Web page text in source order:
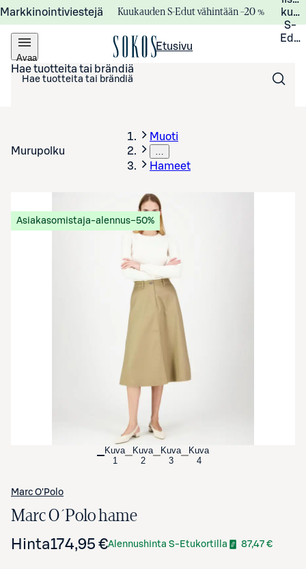
Markkinointiviestejä Kuukauden S-Edut vähintään –20 %
S-
Avaa
valikko
Etusivu
Hae tuotteita tai brändiä
Murupolku
Muoti
…
Hameet
Avaa tuotekuva suurennettuna
Asiakasomistaja-alennus−50%
Kuva
1
Kuva
2
Kuva
3
Kuva
4
Marc O'Polo
Marc O´Polo hame
Hinta174,95 €Alennushinta S-Etukortilla 87,47 €